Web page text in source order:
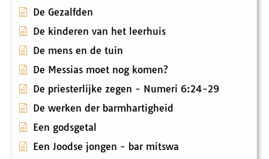
De Gezalfden
De kinderen van het leerhuis
De mens en de tuin
De Messias moet nog komen?
De priesterlijke zegen - Numeri 6:24-29
De werken der barmhartigheid
Een godsgetal
Een Joodse jongen - bar mitswa